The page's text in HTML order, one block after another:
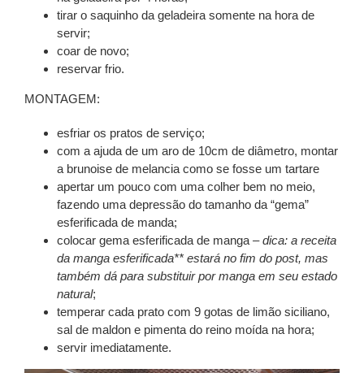
tirar o saquinho da geladeira somente na hora de
servir;
coar de novo;
reservar frio.
MONTAGEM:
esfriar os pratos de serviço;
com a ajuda de um aro de 10cm de diâmetro, montar
a brunoise de melancia como se fosse um tartare
apertar um pouco com uma colher bem no meio,
fazendo uma depressão do tamanho da “gema”
esferificada de manda;
colocar gema esferificada de manga – dica: a receita
da manga esferificada** estará no fim do post, mas
também dá para substituir por manga em seu estado
natural;
temperar cada prato com 9 gotas de limão siciliano,
sal de maldon e pimenta do reino moída na hora;
servir imediatamente.